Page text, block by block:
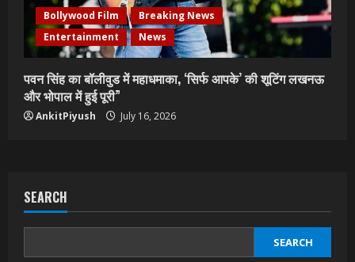
Bollywood Film
Breaking News
Entertainment
News
पवन सिंह का बॉलीवुड में महाधमाका, ‘सिर्फ आपके’ की शूटिंग लखनऊ
और भोपाल में हुई पूरी”
AnkitPiyush July 16, 2026
SEARCH
SEARCH